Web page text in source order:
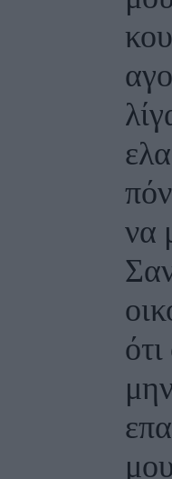
να